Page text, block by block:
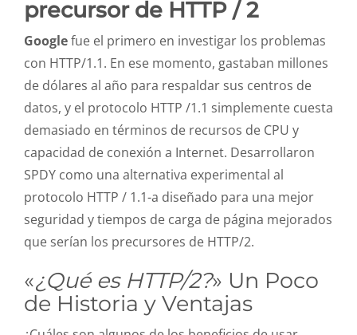
precursor de HTTP / 2
Googlefue el primero en investigar los problemas
con HTTP/1.1. En ese momento, gastaban millones
de dólares al año para respaldar sus centros de
datos, y el protocolo HTTP /1.1 simplemente cuesta
demasiado en términos de recursos de CPU y
capacidad de conexión a Internet. Desarrollaron
SPDY como una alternativa experimental al
protocolo HTTP / 1.1-a diseñado para una mejor
seguridad y tiempos de carga de página mejorados
que serían los precursores de HTTP/2.
«¿Qué es HTTP/2?» Un Poco
de Historia y Ventajas